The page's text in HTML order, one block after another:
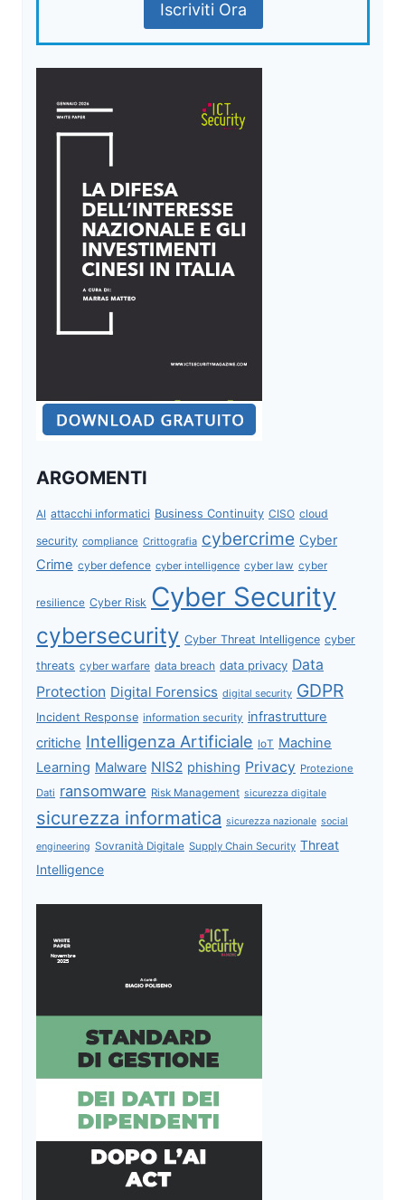
Iscriviti Ora
ARGOMENTI
AI attacchi informatici Business Continuity CISO cloud
security compliance Crittografia cybercrime Cyber
Crime cyber defence cyber intelligence cyber law cyber
resilience Cyber Risk Cyber Security
cybersecurity Cyber Threat Intelligence cyber
threats cyber warfare data breach data privacy Data
Protection Digital Forensics digital security GDPR
Incident Response information security infrastrutture
critiche Intelligenza Artificiale IoT Machine
Learning Malware NIS2 phishing Privacy Protezione
Dati ransomware Risk Management sicurezza digitale
sicurezza informatica sicurezza nazionale social
engineering Sovranità Digitale Supply Chain Security Threat
Intelligence